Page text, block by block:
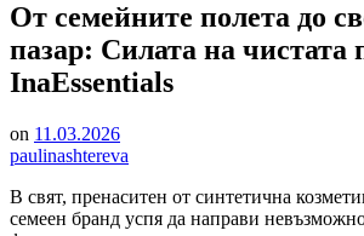
От семейните полета до
пазар: Силата на чистата
InaEssentials
on 11.03.2026
paulinashtereva
В свят, пренаситен от синтетична
семеен бранд успя да направи